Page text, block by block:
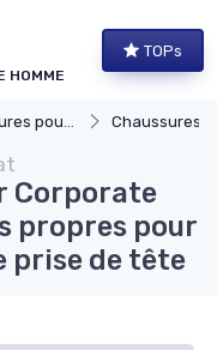
HOMME
TOPs
Hommes Chaussures
Corporate
propres pour
prise de tête